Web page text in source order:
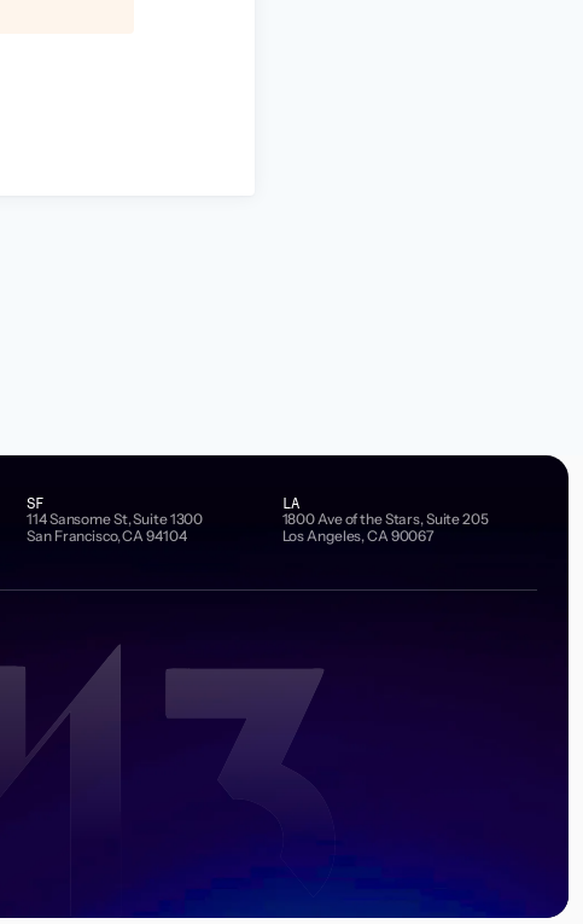
SF
114 Sansome St, Suite 1300
San Francisco, CA 94104
LA
1800 Ave of the Stars, Suite 205
Los Angeles, CA 90067